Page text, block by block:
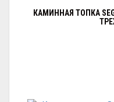
КАМИННАЯ ТОПКА